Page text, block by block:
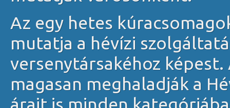
Az egy hetes
mutatja a hévízi
versenytársakéhoz
magasan meghaladják a
árait is minden